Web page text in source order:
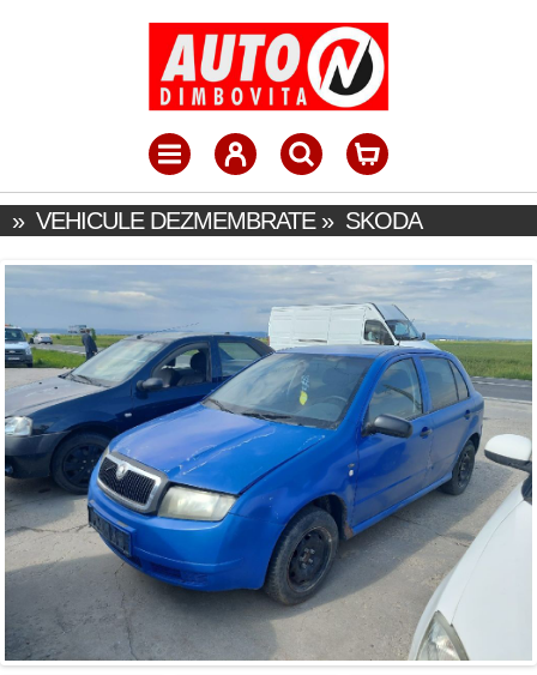
» VEHICULE DEZMEMBRATE» SKODA